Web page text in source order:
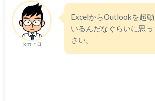
タカヒロ
ExcelからOutlookを起
いるんだなぐらいに思
さい。